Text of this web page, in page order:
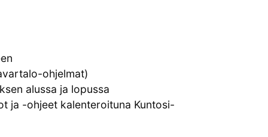
ohjelmat)
alussa ja lopussa
ja -ohjeet kalenteroituna Kuntosi-